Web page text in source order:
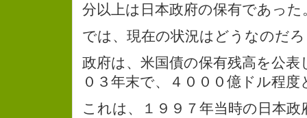
分以上は日本政府の保有であった
では、現在の状況はどうなのだ
政府は、米国債の保有残高を公
０３年末で、４０００億ドル程
これは、１９９７年当時の日本政